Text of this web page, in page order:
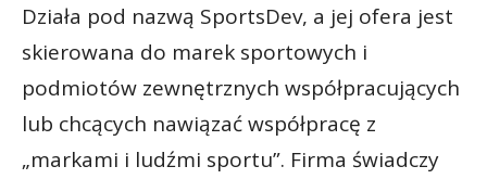
Działa pod nazwą SportsDev, a jej ofera jest
skierowana do marek sportowych i
podmiotów zewnętrznych współpracujących
lub chcących nawiązać współpracę z
„markami i ludźmi sportu”. Firma świadczy